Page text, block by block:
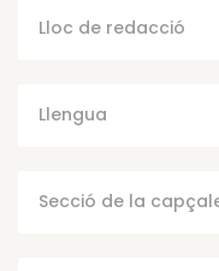
Lloc de redacció
Llengua
Secció de la